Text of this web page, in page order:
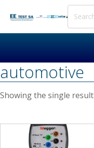
Search
automotive
Showing the single result